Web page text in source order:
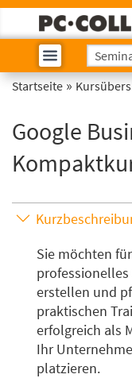
Startseite »
Google
Sie möchten
professionelles
erstellen und
praktischen
erfolgreich als
Ihr
platzieren.